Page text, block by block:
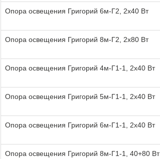
Опора освещения Григорий 6м-Г2, 2х40 Вт
Опора освещения Григорий 8м-Г2, 2х80 Вт
Опора освещения Григорий 4м-Г1-1, 2х40 Вт
Опора освещения Григорий 5м-Г1-1, 2х40 Вт
Опора освещения Григорий 6м-Г1-1, 2х40 Вт
Опора освещения Григорий 8м-Г1-1, 40+80 Вт